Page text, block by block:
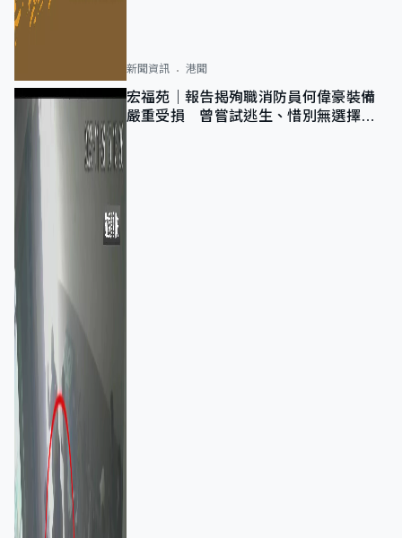
新聞資訊 港聞
宏福苑｜報告揭殉職消防員何偉豪裝備
嚴重受損 曾嘗試逃生、惜別無選擇下